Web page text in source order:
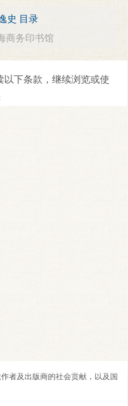
史 目录
商务印书馆
以下条款，继续浏览或使
者及出版商的社会贡献，以及国